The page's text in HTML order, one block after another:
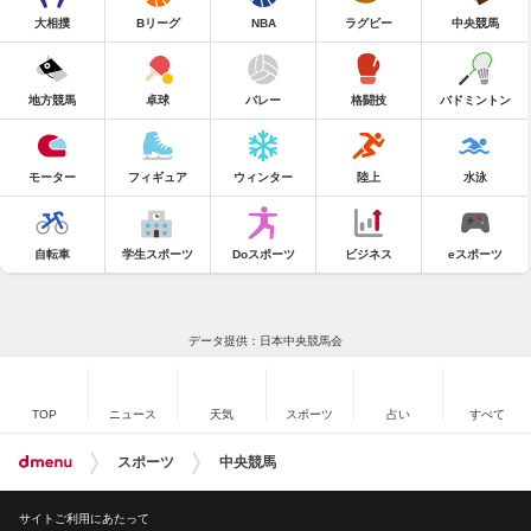
大相撲 Bリーグ NBA ラグビー 中央競馬
地方競馬 卓球 バレー 格闘技 バドミントン
モーター フィギュア ウィンター 陸上 水泳
自転車 学生スポーツ Doスポーツ ビジネス eスポーツ
データ提供：日本中央競馬会
TOP ニュース 天気 スポーツ 占い すべて
スポーツ 中央競馬
サイトご利用にあたって